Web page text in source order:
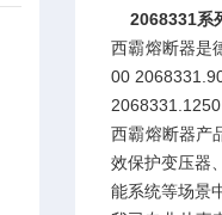
2068331系
西霸熔断器是
00
西霸熔断器产
效保护变压器
能系统等场景